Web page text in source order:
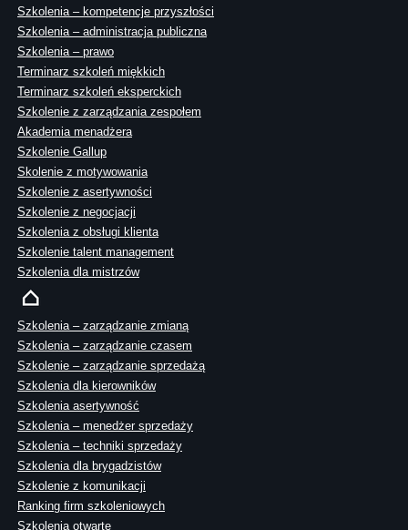
Szkolenia – kompetencje przyszłości
Szkolenia – administracja publiczna
Szkolenia – prawo
Terminarz szkoleń miękkich
Terminarz szkoleń eksperckich
Szkolenie z zarządzania zespołem
Akademia menadżera
Szkolenie Gallup
Skolenie z motywowania
Szkolenie z asertywności
Szkolenie z negocjacji
Szkolenia z obsługi klienta
Szkolenie talent management
Szkolenia dla mistrzów
Szkolenia – zarządzanie zmianą
Szkolenia – zarządzanie czasem
Szkolenie – zarządzanie sprzedażą
Szkolenia dla kierowników
Szkolenia asertywność
Szkolenia – menedżer sprzedaży
Szkolenia – techniki sprzedaży
Szkolenia dla brygadzistów
Szkolenie z komunikacji
Ranking firm szkoleniowych
Szkolenia otwarte